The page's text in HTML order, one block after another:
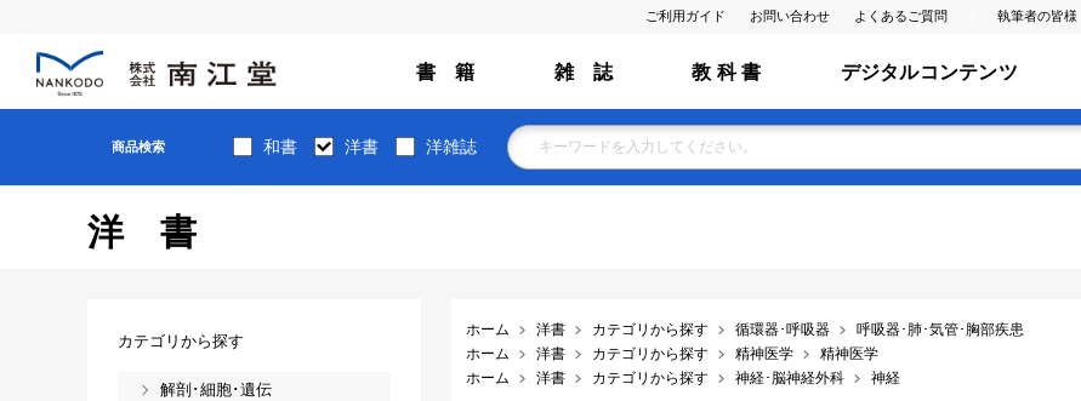
ご利用ガイド お問い合わせ よくあるご質問 執筆者の皆様
書 籍 雑 誌 教 科 書 デジタルコンテンツ
商品検索 和書 洋書 洋雑誌
洋書
ホーム 洋書 カテゴリから探す 循環器･呼吸器
呼吸器･肺･気管･胸部疾患
ホーム
洋書 カテゴリから探す 精神医学
精神医学
ホーム
洋書 カテゴリから探す 神経･脳神経外科 神経
カテゴリから探す
解剖･細胞･遺伝